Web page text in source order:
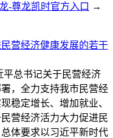
-尊龙凯时官方入口 →
营经济健康发展的若干
平总书记关于民营经济
，全力支持我市民营经
稳定增长、增加就业、
营经济活力大力促进民
体要求以习近平新时代